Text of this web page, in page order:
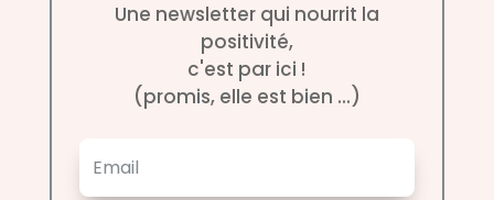
Une newsletter qui nourrit la
positivité,
c'est par ici !
(promis, elle est bien ...)